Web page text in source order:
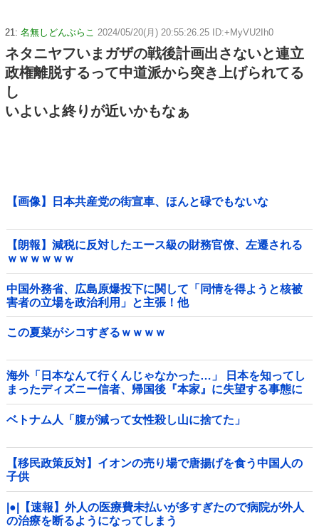
21: 名無しどんぶらこ 2024/05/20(月) 20:55:26.25 ID:+MyVU2Ih0
ネタニヤフいまガザの戦後計画出さないと連立
政権離脱するって中道派から突き上げられてる
し
いよいよ終りが近いかもなぁ
【画像】日本共産党の街宣車、ほんと碌でもないな
【朗報】減税に反対したエース級の財務官僚、左遷される
ｗｗｗｗｗｗ
中国外務省、広島原爆投下に関して「同情を得ようと核被
害者の立場を政治利用」と主張！他
この夏菜がシコすぎるｗｗｗｗ
海外「日本なんて行くんじゃなかった…」 日本を知ってし
まったディズニー信者、帰国後『本家』に失望する事態に
ベトナム人「腹が減って女性殺し山に捨てた」
【移民政策反対】イオンの売り場で唐揚げを食う中国人の
子供
|●|【速報】外人の医療費未払いが多すぎたので病院が外人
の治療を断るようになってしまう